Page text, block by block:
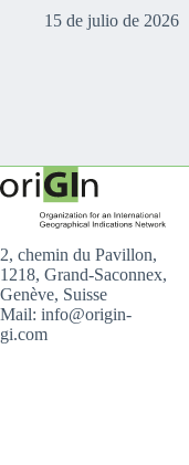
15 de julio de 2026
2, chemin du Pavillon,
1218, Grand-Saconnex,
Genève, Suisse
Mail: info@origin-
gi.com